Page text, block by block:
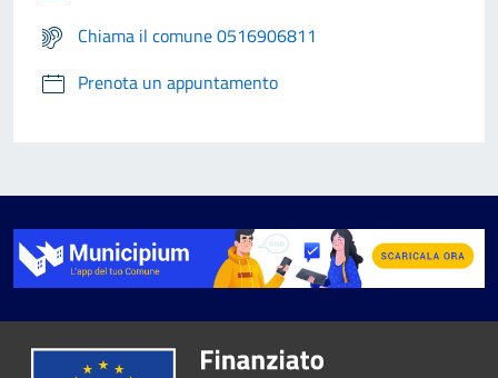
Chiama il comune 0516906811
Prenota un appuntamento